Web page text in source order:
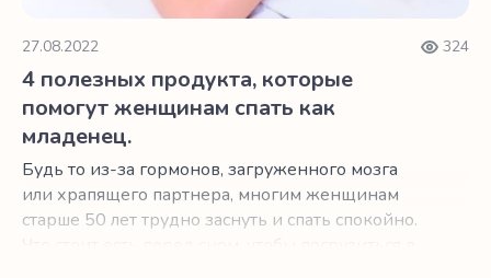
27.08.2022 324
4 полезных продукта, которые
помогут женщинам спать как
младенец.
Будь то из-за гормонов, загруженного мозга
или храпящего партнера, многим женщинам
старше 50 лет трудно заснуть и спать спокойно.